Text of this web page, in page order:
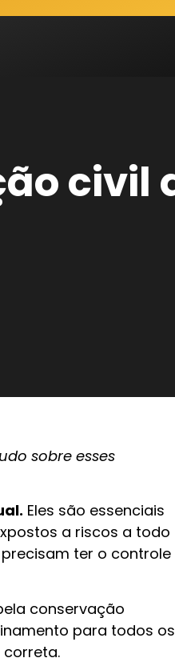
civil
sobre esses
Eles são essenciais
a riscos a todo
ter o controle
conservação
para todos os